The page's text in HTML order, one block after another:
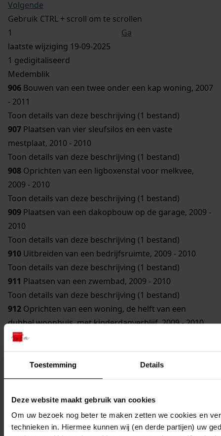
Toestemming Details
Deze website maakt gebruik van cookies
Om uw bezoek nog beter te maken zetten we cookies en
technieken in. Hiermee kunnen wij (en derde partijen) uw
Volgende
Gebruik CTRL + scroll om te scrollen
Ga
laatste wijziging 19-09-2025
1 gedigitaliseerd
Medemblik
906 Bouwen van een twee onder een kap woning, 2007
- 2011
Toon details van deze beschrijving (1 bestand)
907 Plaatsen van vier sleufsilos en een vaste
mestplaat, 2010 - 2010
Toon details van deze beschrijving (1 bestand)
908 Oprichten van een ligboxenstal voor melkvee,
2009 - 2010
Toon details van deze beschrijving (1 bestand)
909 Plaatsen van een dakopbouw op de garage, 2009 -
2010
Toon details van deze beschrijving (1 bestand)
910 Uitbreiden van een bedrijfsruimte, 2009 - 2010
Toon details van deze beschrijving (1 bestand)
911 Plaatsen van een zwembad, 2009 - 2010
Toon details van deze beschrijving (1 bestand)
912 Oprichten van een woning, de helft van een
dubbel woonhuis, met kinderdagverblijf, 2009 - 2010
Toon details van deze beschrijving (1 bestand)
913Plaatsen van een overdekt zwembad, 2008 - 2010
Toon details van deze beschrijving (1 bestand)
914Verbouwen van de drie socio woningen, 2010 -
Toon details van deze beschrijving (1 bestand)
915Uitbreiden van de woning, 2009 - 2010
Toon details van deze beschrijving (1 bestand)